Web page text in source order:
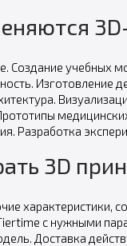
Создание учебных
Изготовление
Разработка
3D
с нужными
Доставка